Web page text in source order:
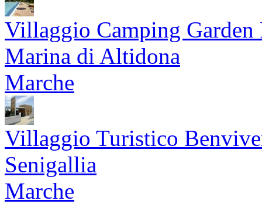
Villaggio Camping Garden
Marina di Altidona
Marche
Villaggio Turistico
Senigallia
Marche